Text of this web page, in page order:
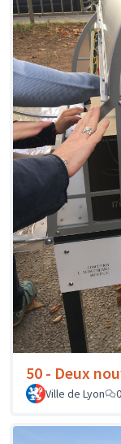
50 - Deux
Ville de Lyon
0